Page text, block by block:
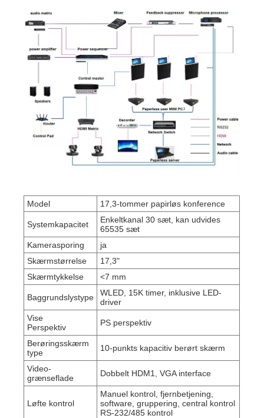
Model 17,3-tommer papirløs konference
Systemkapacitet
Enkeltkanal 30 sæt, kan udvides
65535 sæt
Kamerasporing
ja
Skærmstørrelse
17,3"
Skærmtykkelse
<7 mm
Baggrundslystype
WLED, 15K timer, inklusive LED-
driver
Vise
Perspektiv
PS perspektiv
Berøringsskærm
type
10-punkts kapacitiv berørt skærm
Video-
grænseflade
Dobbelt HDM1, VGA interface
Løfte kontrol
Manuel kontrol, fjernbetjening,
software, gruppering, central kontrol
RS-232/485 kontrol